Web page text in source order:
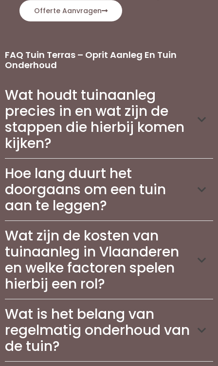
Offerte Aanvragen
FAQ Tuin Terras – Oprit Aanleg En Tuin
Onderhoud
Wat houdt tuinaanleg
precies in en wat zijn de
stappen die hierbij komen
kijken?
Hoe lang duurt het
doorgaans om een tuin
aan te leggen?
Wat zijn de kosten van
tuinaanleg in Vlaanderen
en welke factoren spelen
hierbij een rol?
Wat is het belang van
regelmatig onderhoud van
de tuin?